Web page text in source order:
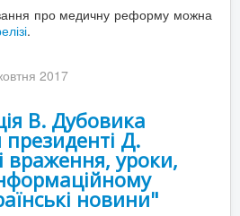
про медичну реформу можна
.
2017
В. Дубовика
Д.
враження, уроки,
новини"